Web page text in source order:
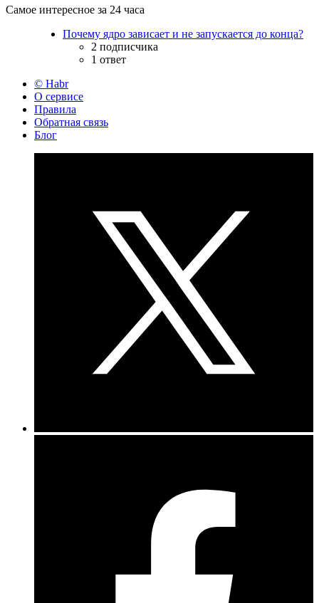
Самое интересное за 24 часа
Почему ядро зависает и не запускается до конца?
2 подписчика
1 ответ
© Habr
О сервисе
Правила
Обратная связь
Блог